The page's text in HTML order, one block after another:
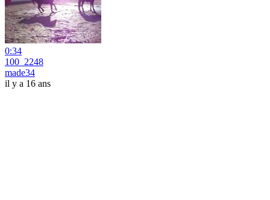
0:34
100_2248
made34
il y a 16 ans